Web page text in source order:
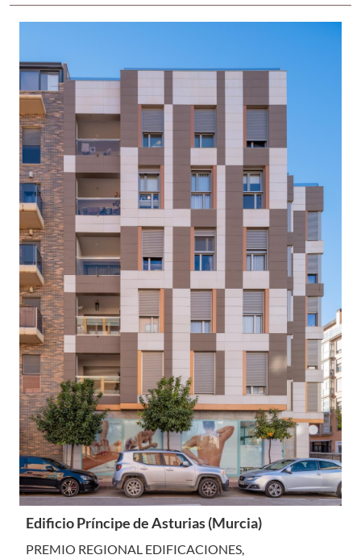
Edificio Príncipe de Asturias (Murcia)
PREMIO REGIONAL EDIFICACIONES,